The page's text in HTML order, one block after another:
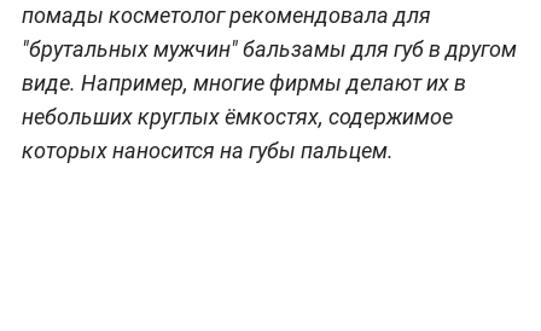
помады косметолог рекомендовала для
"брутальных мужчин" бальзамы для губ в другом
виде. Например, многие фирмы делают их в
небольших круглых ёмкостях, содержимое
которых наносится на губы пальцем.